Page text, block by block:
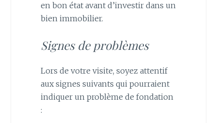
en bon état avant d’investir dans un
bien immobilier.
Signes de problèmes
Lors de votre visite, soyez attentif
aux signes suivants qui pourraient
indiquer un problème de fondation
: